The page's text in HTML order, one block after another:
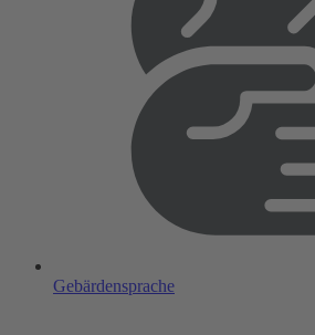
Gebärdensprache